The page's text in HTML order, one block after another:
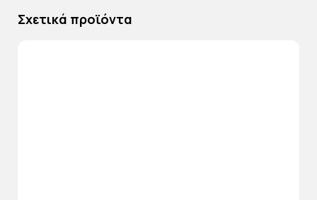
Σχετικά προϊόντα